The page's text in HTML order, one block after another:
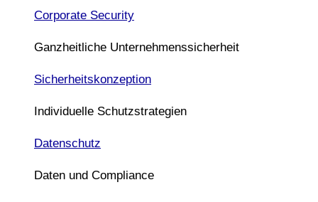
Corporate Security
Ganzheitliche Unternehmenssicherheit
Sicherheitskonzeption
Individuelle Schutzstrategien
Datenschutz
Daten und Compliance